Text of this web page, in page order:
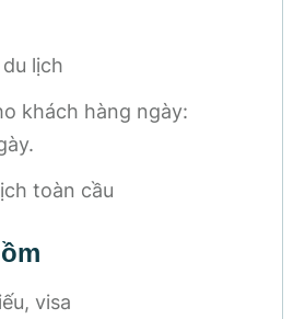
lịch
khách hàng ngày:
toàn cầu
visa